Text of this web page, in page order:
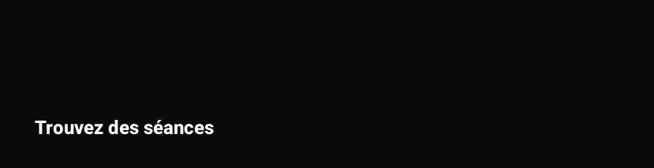
Trouvez des séances